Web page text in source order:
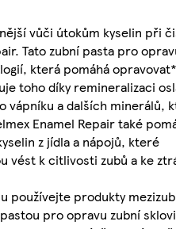
vůči útokům kyselin při
Tato zubní pasta pro
která pomáhá
toho díky remineralizaci
vápníku a dalších minerálů,
Enamel Repair také
z jídla a nápojů, které
vést k citlivosti zubů a ke
používejte produkty
pro opravu zubní